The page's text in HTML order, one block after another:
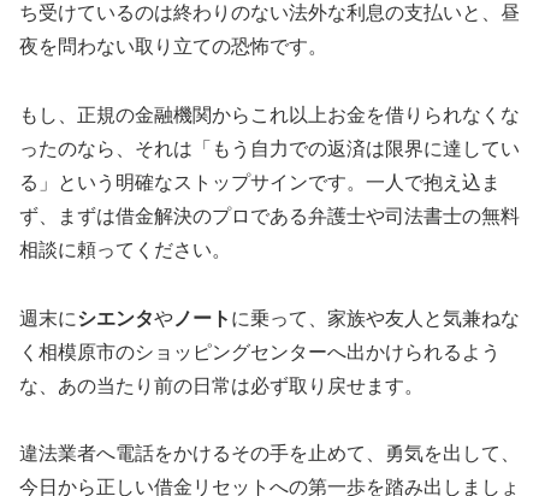
ち受けているのは終わりのない法外な利息の支払いと、昼
夜を問わない取り立ての恐怖です。
もし、正規の金融機関からこれ以上お金を借りられなくな
ったのなら、それは「もう自力での返済は限界に達してい
る」という明確なストップサインです。一人で抱え込ま
ず、まずは借金解決のプロである弁護士や司法書士の無料
相談に頼ってください。
週末にシエンタや ノート に乗って、家族や友人と気兼ねな
く相模原市のショッピングセンターへ出かけられるよう
な、あの当たり前の日常は必ず取り戻せます。
違法業者へ電話をかけるその手を止めて、勇気を出して、
今日から正しい借金リセットへの第一歩を踏み出しましょ